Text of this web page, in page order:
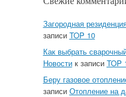
Загородная
записи TOP 10
Как выбрать
Новостик записи TOP
Беру газовое
записи Отопление на